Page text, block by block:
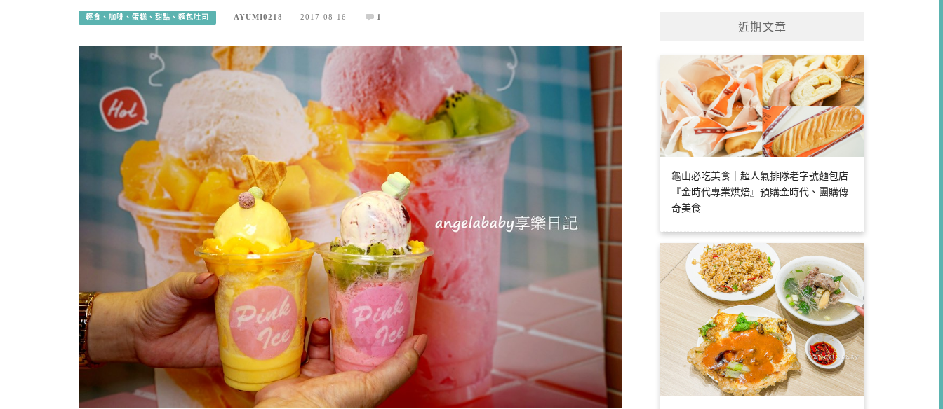
輕食、咖啡、蛋糕、甜點、麵包吐司 AYUMI0218 2017-08-16 1
近期文章
龜山必吃美食｜超人氣排隊老字號麵包店
『金時代專業烘焙』預購金時代、團購傳
奇美食